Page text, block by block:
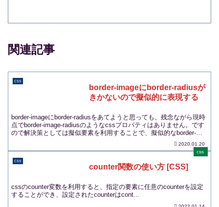
関連記事
css
border-imageにborder-radiusが
きかないので擬似的に表現する
border-imageにborder-radiusをあてようと思っても、残念ながら現時
点でborder-image-radiusのようなcssプロパティはありません。です
ので解決策としては擬似要素を利用することで、擬似的なborder-
image-radiusを表現します。実際のコードをまじえて解説します。
2020.01.20
css
css
counter関数の使い方 [CSS]
cssのcounter変数を利用すると、指定の要素に任意のcounterを設定
することができ、設定されたcounterはcont...